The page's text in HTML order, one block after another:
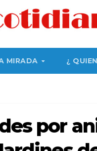
MIRADA ¿
por